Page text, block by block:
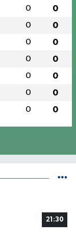
0 0
0 0
0 0
0 0
0 0
0 0
0 0
21:30